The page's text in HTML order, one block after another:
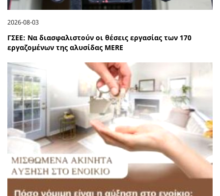
2026-08-03
ΓΣΕΕ: Να διασφαλιστούν οι θέσεις εργασίας των 170
εργαζομένων της αλυσίδας MERE